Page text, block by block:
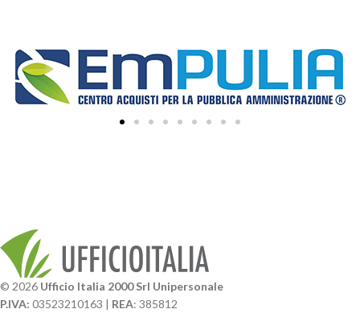
© 2026 Ufficio Italia 2000 Srl Unipersonale
P.IVA: 03523210163 | REA: 385812